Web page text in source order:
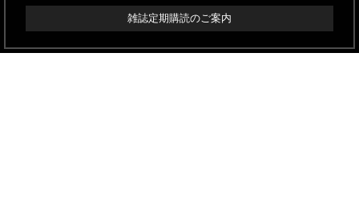
雑誌定期購読のご案内